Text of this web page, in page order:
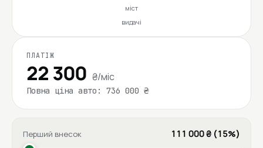
міст
видачі
ПЛАТІЖ
22 300 ₴/міс
Повна ціна авто: 736 000 ₴
Перший внесок 111 000 ₴ (15%)